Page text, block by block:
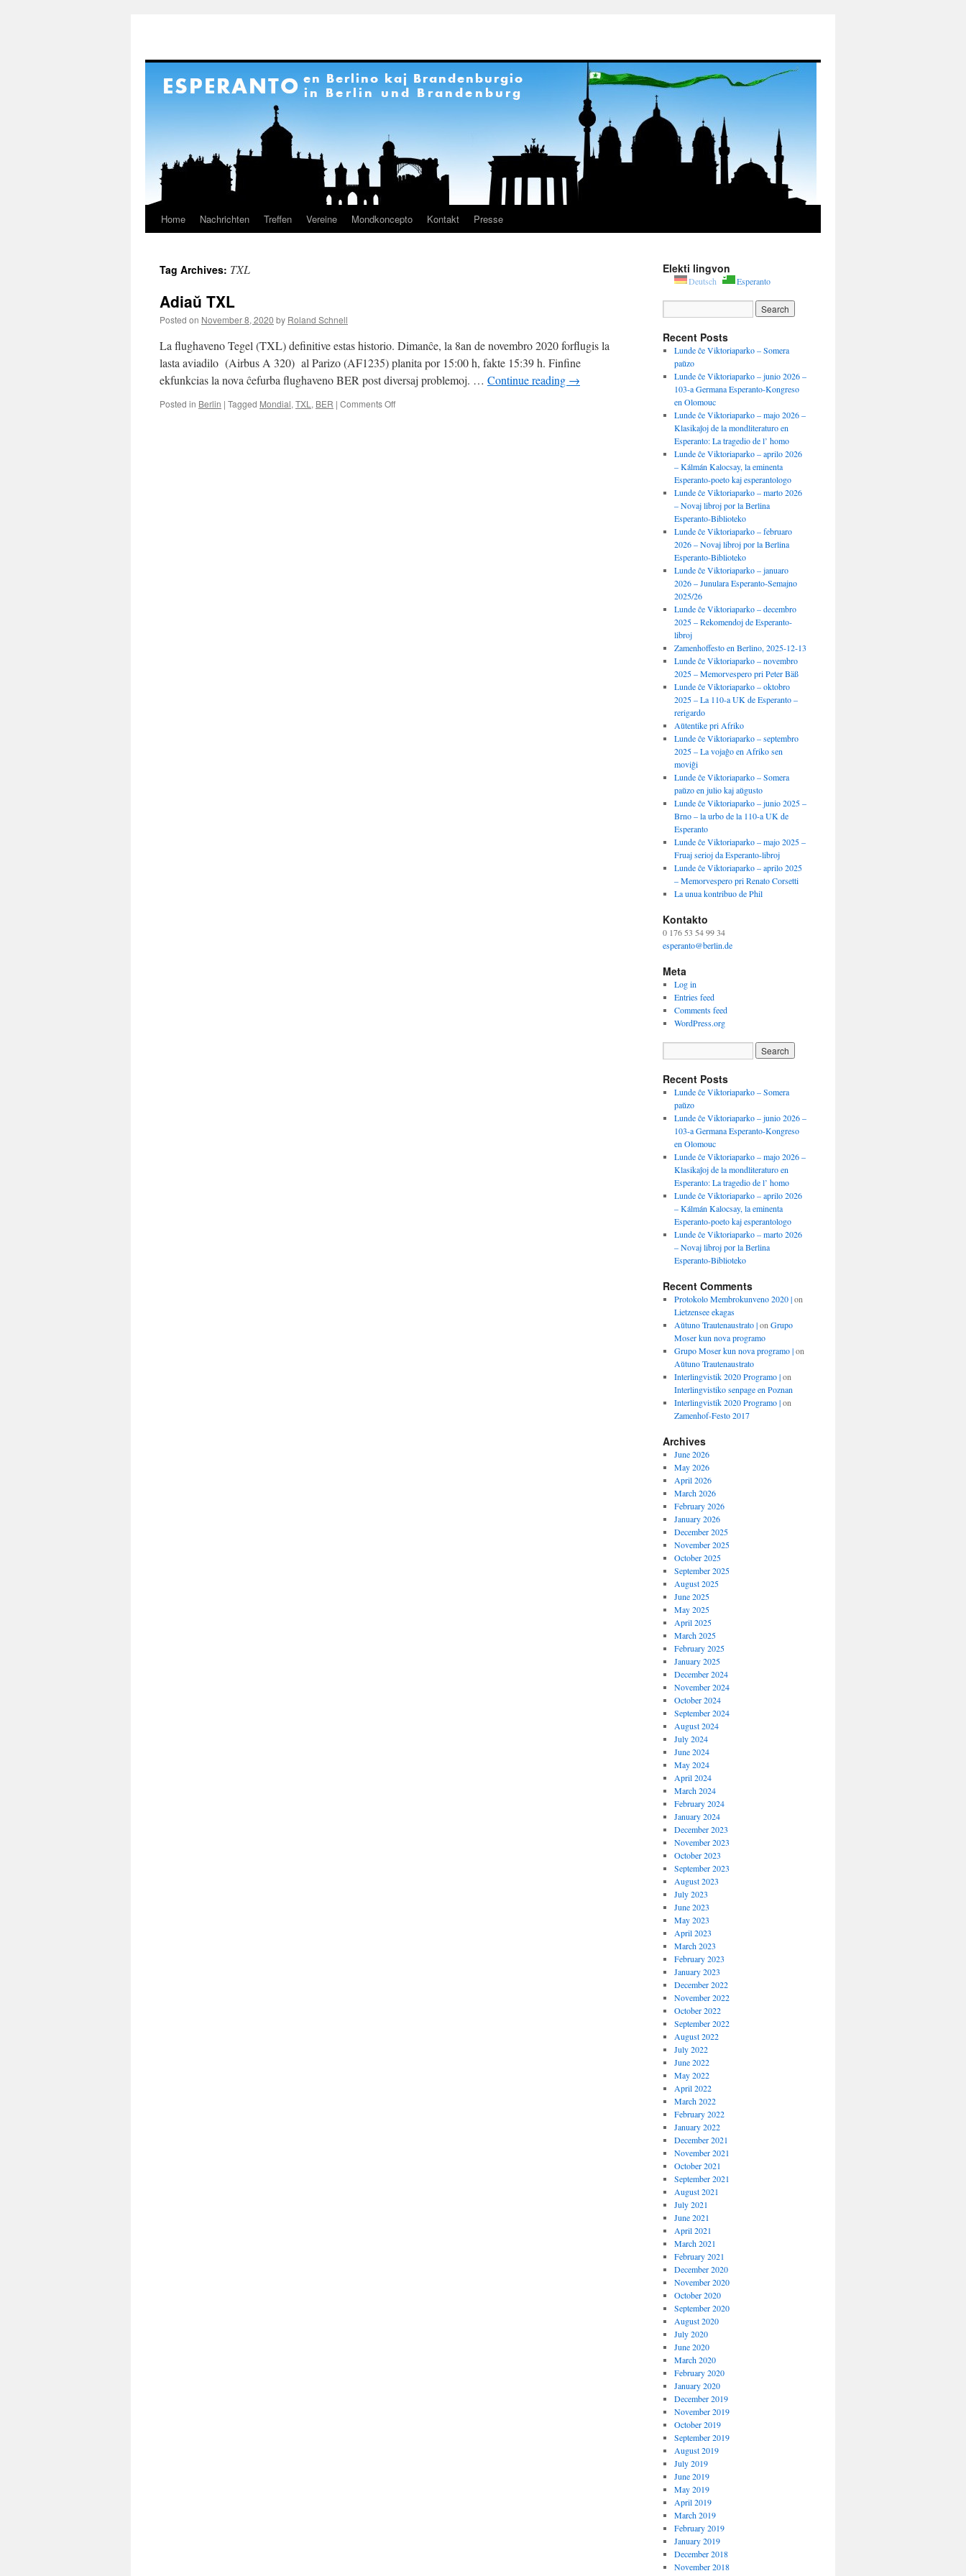
Skip
content
Home Nachrichten Treffen Vereine Mondkoncepto Kontakt Presse
Tag Archives: TXL
Adiaŭ TXL
Posted on November 8, 2020 by Roland Schnell
La flughaveno Tegel (TXL) definitive estas historio. Dimanĉe, la 8an de novembro 2020 forflugis la
lasta aviadilo (Airbus A 320) al Parizo (AF1235) planita por 15:00 h, fakte 15:39 h. Finfine
ekfunkcias la nova ĉefurba flughaveno BER post diversaj problemoj. … Continue reading →
Posted in Berlin | Tagged Mondial, TXL , BER | Comments Offon
Elekti lingvon
Deutsch Esperanto
Recent Posts
Lunde ĉe Viktoriaparko – Somera
paŭzo
Lunde ĉe Viktoriaparko – junio 2026 –
103-a Germana Esperanto-Kongreso
en Olomouc
Lunde ĉe Viktoriaparko – majo 2026 –
Klasikaĵoj de la mondliteraturo en
Esperanto: La tragedio de l’ homo
Lunde ĉe Viktoriaparko – aprilo 2026
– Kálmán Kalocsay, la eminenta
Esperanto-poeto kaj esperantologo
Lunde ĉe Viktoriaparko – marto 2026
– Novaj libroj por la Berlina
Esperanto-Biblioteko
Lunde ĉe Viktoriaparko – februaro
2026 – Novaj libroj por la Berlina
Esperanto-Biblioteko
Lunde ĉe Viktoriaparko – januaro
2026 – Junulara Esperanto-Semajno
2025/26
Lunde ĉe Viktoriaparko – decembro
2025 – Rekomendoj de Esperanto-
libroj
Zamenhoffesto en Berlino, 2025-12-13
Lunde ĉe Viktoriaparko – novembro
2025 – Memorvespero pri Peter Bäß
Lunde ĉe Viktoriaparko – oktobro
2025 – La 110-a UK de Esperanto –
rerigardo
Aŭtentike pri Afriko
Lunde ĉe Viktoriaparko – septembro
2025 – La vojaĝo en Afriko sen
moviĝi
Lunde ĉe Viktoriaparko – Somera
paŭzo en julio kaj aŭgusto
Lunde ĉe Viktoriaparko – junio 2025 –
Brno – la urbo de la 110-a UK de
Esperanto
Lunde ĉe Viktoriaparko – majo 2025 –
Fruaj serioj da Esperanto-libroj
Lunde ĉe Viktoriaparko – aprilo 2025
– Memorvespero pri Renato Corsetti
La unua kontribuo de Phil
Kontakto
0 176 53 54 99 34
esperanto@berlin.de
Meta
Log in
Entries feed
Comments feed
WordPress.org
Recent Posts
Lunde ĉe Viktoriaparko – Somera
paŭzo
Lunde ĉe Viktoriaparko – junio 2026 –
103-a Germana Esperanto-Kongreso
en Olomouc
Lunde ĉe Viktoriaparko – majo 2026 –
Klasikaĵoj de la mondliteraturo en
Esperanto: La tragedio de l’ homo
Lunde ĉe Viktoriaparko – aprilo 2026
– Kálmán Kalocsay, la eminenta
Esperanto-poeto kaj esperantologo
Lunde ĉe Viktoriaparko – marto 2026
– Novaj libroj por la Berlina
Esperanto-Biblioteko
Recent Comments
Protokolo Membrokunveno 2020 |on
Lietzensee ekagas
Aŭtuno Trautenaustrato |on Grupo
Moser kun nova programo
Grupo Moser kun nova programo |on
Aŭtuno Trautenaustrato
Interlingvistik 2020 Programo |on
Interlingvistiko senpage en Poznan
Interlingvistik 2020 Programo |on
Zamenhof-Festo 2017
Archives
June 2026
May 2026
April 2026
March 2026
February 2026
January 2026
December 2025
November 2025
October 2025
September 2025
August 2025
June 2025
May 2025
April 2025
March 2025
February 2025
January 2025
December 2024
November 2024
October 2024
September 2024
August 2024
July 2024
June 2024
May 2024
April 2024
March 2024
February 2024
January 2024
December 2023
November 2023
October 2023
September 2023
August 2023
July 2023
June 2023
May 2023
April 2023
March 2023
February 2023
January 2023
December 2022
November 2022
October 2022
September 2022
August 2022
July 2022
June 2022
May 2022
April 2022
March 2022
February 2022
January 2022
December 2021
November 2021
October 2021
September 2021
August 2021
July 2021
June 2021
April 2021
March 2021
February 2021
December 2020
November 2020
October 2020
September 2020
August 2020
July 2020
June 2020
March 2020
February 2020
January 2020
December 2019
November 2019
October 2019
September 2019
August 2019
July 2019
June 2019
May 2019
April 2019
March 2019
February 2019
January 2019
December 2018
November 2018